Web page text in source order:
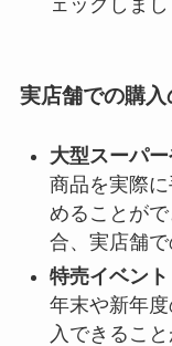
ェックしまし
実店舗での購入
大型スーパ
商品を実際
めることが
合、実店舗で
特売イベント
年末や新年
入できるこ